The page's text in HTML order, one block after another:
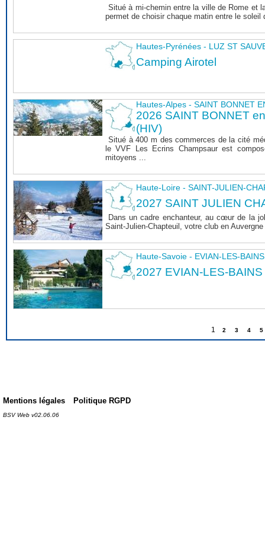
Situé à mi-chemin entre la ville de Rome et
permet de choisir chaque matin entre le soleil
Hautes-Pyrénées - LUZ ST
Camping Airotel
Hautes-Alpes - SAINT BONNET
2026 SAINT BONNET
(HIV)
Situé à 400 m des commerces de la cité
le VVF Les Ecrins Champsaur est
mitoyens ...
Haute-Loire - SAINT-JULIEN-
2027 SAINT JULIEN
Dans un cadre enchanteur, au cœur de la
Saint-Julien-Chapteuil, votre club en
Haute-Savoie - EVIAN-LES-BAINS
2027 EVIAN-LES-BAINS
1 2 3 4 5
Mentions légales Politique RGPD
BSV Web v02.06.06